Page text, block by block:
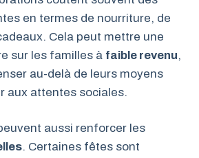
en termes de nourriture, de
Cela peut mettre une
sur les familles à faible revenu,
au-delà de leurs moyens
aux attentes sociales.
aussi renforcer les
. Certaines fêtes sont